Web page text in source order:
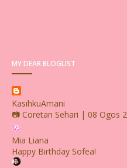
MY DEAR BLOGLIST
KasihkuAmani
📷 Coretan Sehari | 08 Ogos
Mia Liana
Happy Birthday Sofea!